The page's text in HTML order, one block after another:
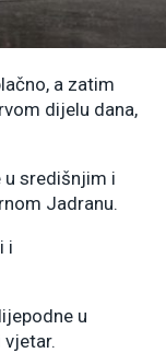
a zatim
dijelu dana,
u središnjim i
Jadranu.
i
u